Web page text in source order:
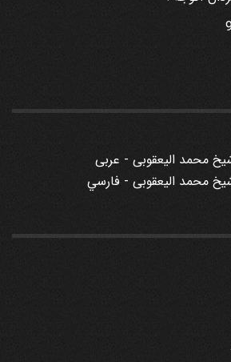
محمد الیعقوبی - عربی
محمد الیعقوبی - فارسي